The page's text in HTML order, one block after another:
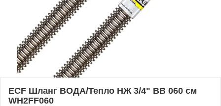
ECF Шланг ВОДА/Тепло НЖ 3/4" ВВ 060 см
WH2FF060